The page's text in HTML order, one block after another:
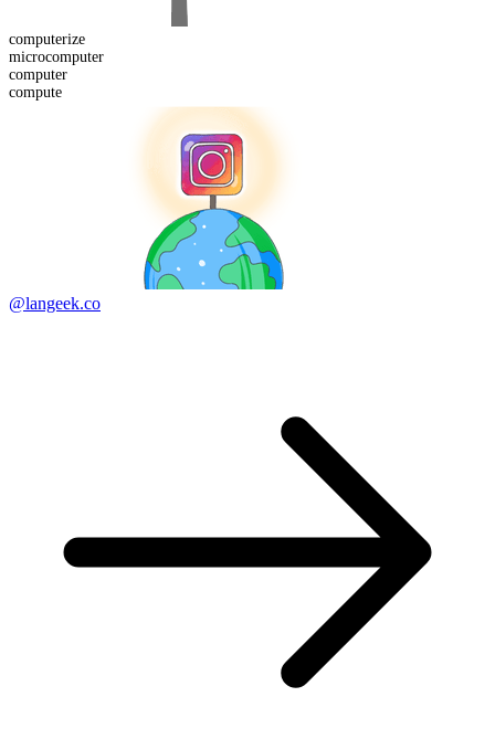
computerize
microcomputer
computer
compute
@langeek.co